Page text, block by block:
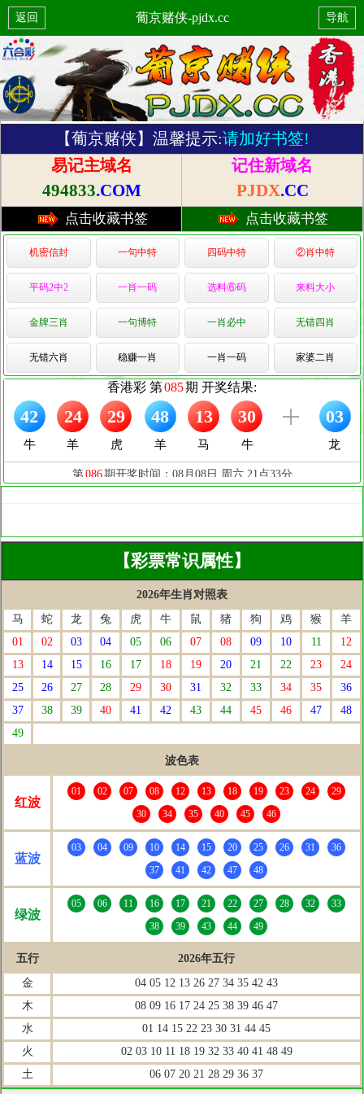
返回 葡京赌侠-pjdx.cc 导航
【葡京赌侠】温馨提示:请加好书签!
易记主域名
494833.COM
记住新域名
PJDX.CC
点击收藏书签 点击收藏书签
机密信封 一句中特 四码中特 ②肖中特
平码2中2 一肖一码 选料⑥码 来料大小
金牌三肖 一句博特 一肖必中 无错四肖
无错六肖 稳赚一肖 一肖一码 家婆二肖
【彩票常识属性】
2026年生肖对照表
马
蛇 龙 兔 虎 牛 鼠 猪 狗 鸡 猴
羊
01
02 03 04 05 06 07 08 09 10 11
12
13
14 15 16 17 18 19 20 21 22 23
24
25
26 27 28 29 30 31 32 33 34 35
36
37
38 39 40 41 42 43 44 45 46 47
48
49
波色表
红波
01 02 07 08 12 13 18 19 23 24
29
30
34 35 40 45 46
蓝波
03 04 09 10 14 15 20 25 26 31
36
37
41 42 47 48
绿波
05 06 11 16 17 21 22 27 28 32
33
38
39 43 44 49
五行
2026年五行
金
04 05 12 13 26 27 34 35 42 43
木
08 09 16 17 24 25 38 39 46 47
水
01 14 15 22 23 30 31 44 45
火
02 03 10 11 18 19 32 33 40 41 48 49
土
06 07 20 21 28 29 36 37